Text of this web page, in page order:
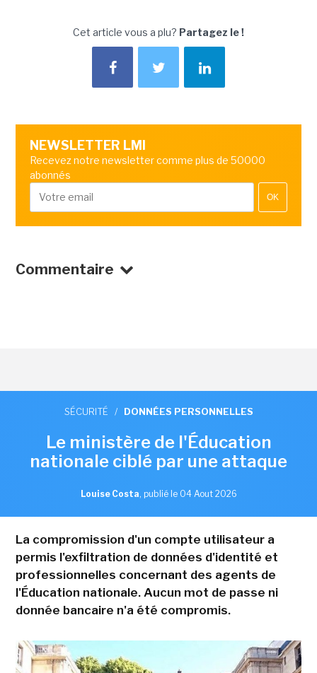
Cet article vous a plu? Partagez le !
NEWSLETTER LMI
Recevez notre newsletter comme plus de 50000
abonnés
OK
Commentaire
SÉCURITÉ / DONNÉES PERSONNELLES
Le ministère de l'Éducation
nationale ciblé par une attaque
Louise Costa, publié le 04 Aout 2026
La compromission d'un compte utilisateur a
permis l'exfiltration de données d'identité et
professionnelles concernant des agents de
l'Éducation nationale. Aucun mot de passe ni
donnée bancaire n'a été compromis.